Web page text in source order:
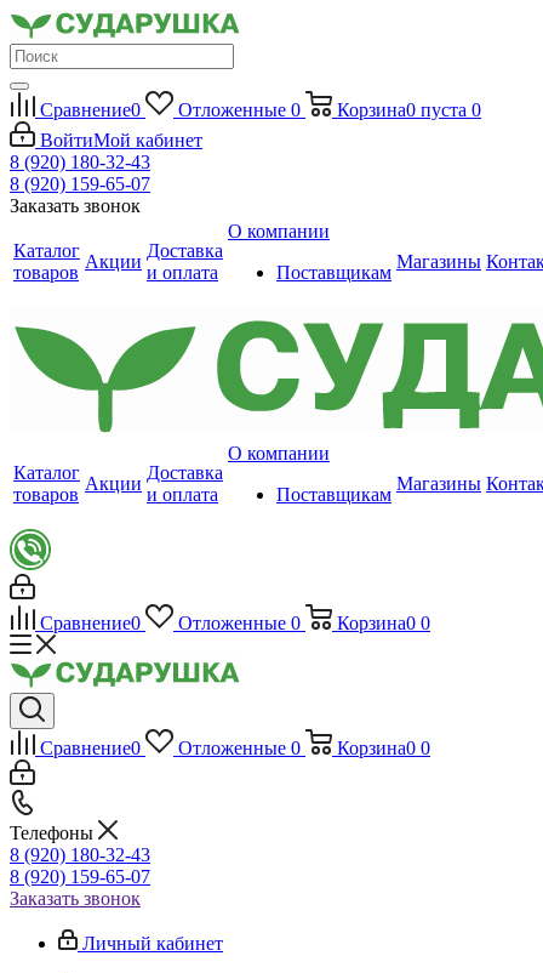
Сравнение0 Отложенные 0 Корзина0 пуста 0
ВойтиМой кабинет
8 (920) 180-32-43
8 (920) 159-65-07
Заказать звонок
Каталог
товаров
Акции
Доставка
и оплата
О компании
Поставщикам
Магазины
Каталог
товаров
Акции
Доставка
и оплата
О компании
Поставщикам
Магазины
Сравнение0 Отложенные 0 Корзина0 0
Сравнение0 Отложенные 0 Корзина0 0
Телефоны
8 (920) 180-32-43
8 (920) 159-65-07
Заказать звонок
Личный кабинет